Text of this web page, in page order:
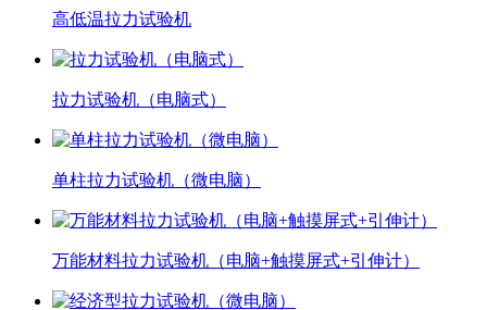
高低温拉力试验机
拉力试验机（电脑式）
单柱拉力试验机（微电脑）
万能材料拉力试验机（电脑+触摸屏式+引伸计）